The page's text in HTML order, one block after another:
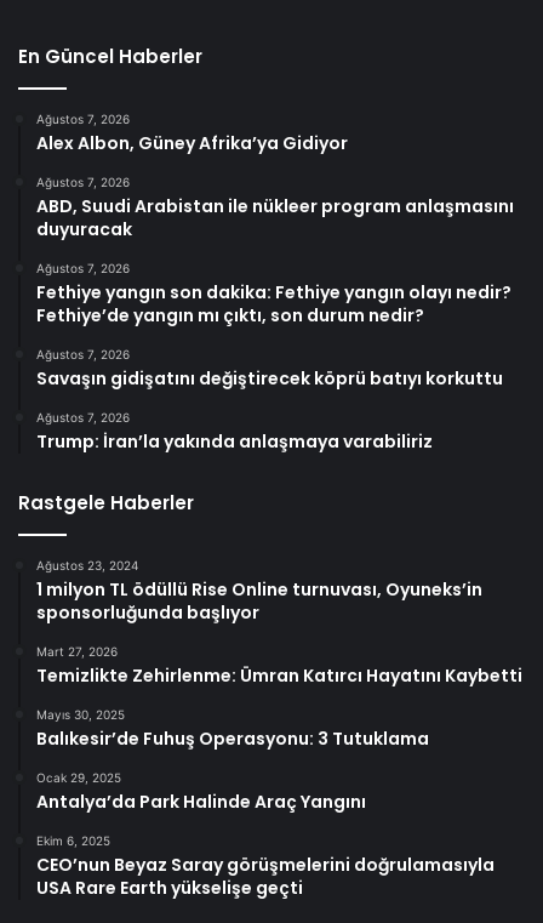
En Güncel Haberler
Ağustos 7, 2026
Alex Albon, Güney Afrika’ya Gidiyor
Ağustos 7, 2026
ABD, Suudi Arabistan ile nükleer program anlaşmasını
duyuracak
Ağustos 7, 2026
Fethiye yangın son dakika: Fethiye yangın olayı nedir?
Fethiye’de yangın mı çıktı, son durum nedir?
Ağustos 7, 2026
Savaşın gidişatını değiştirecek köprü batıyı korkuttu
Ağustos 7, 2026
Trump: İran’la yakında anlaşmaya varabiliriz
Rastgele Haberler
Ağustos 23, 2024
1 milyon TL ödüllü Rise Online turnuvası, Oyuneks’in
sponsorluğunda başlıyor
Mart 27, 2026
Temizlikte Zehirlenme: Ümran Katırcı Hayatını Kaybetti
Mayıs 30, 2025
Balıkesir’de Fuhuş Operasyonu: 3 Tutuklama
Ocak 29, 2025
Antalya’da Park Halinde Araç Yangını
Ekim 6, 2025
CEO’nun Beyaz Saray görüşmelerini doğrulamasıyla
USA Rare Earth yükselişe geçti